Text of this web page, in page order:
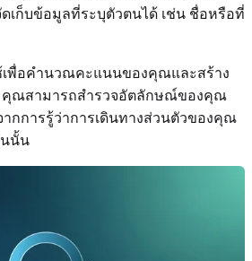
เก็บข้อมูลที่ระบุตัวตนได้ เช่น ชื่อหรือที่
พื่อคำนวณคะแนนของคุณและสร้าง
คุณสามารถสำรวจอัตลักษณ์ของคุณ
กการรู้ว่าการเดินทางส่วนตัวของคุณ
นนั้น